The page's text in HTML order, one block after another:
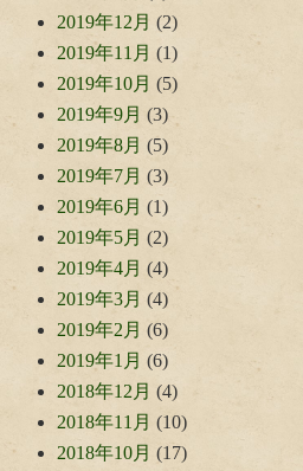
2019年12月 (2)
2019年11月 (1)
2019年10月 (5)
2019年9月 (3)
2019年8月 (5)
2019年7月 (3)
2019年6月 (1)
2019年5月 (2)
2019年4月 (4)
2019年3月 (4)
2019年2月 (6)
2019年1月 (6)
2018年12月 (4)
2018年11月 (10)
2018年10月 (17)